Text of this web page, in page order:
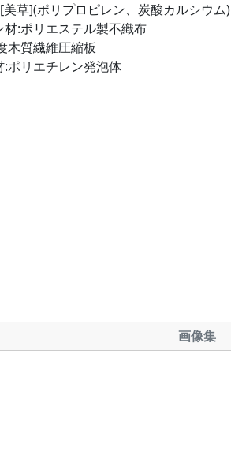
草](ポリプロピレン、炭酸カルシウム)
材:ポリエステル製不織布
木質繊維圧縮板
:ポリエチレン発泡体
画像集